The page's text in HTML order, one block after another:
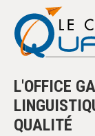
L'OFFICE
QUALITÉ